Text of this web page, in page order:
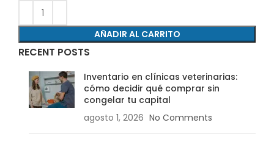
AÑADIR AL CARRITO
RECENT POSTS
Inventario en clínicas veterinarias:
cómo decidir qué comprar sin
congelar tu capital
agosto 1, 2026 No Comments